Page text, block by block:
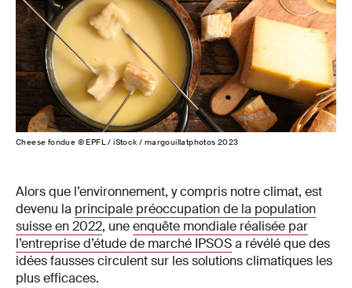
Cheese fondue © EPFL / iStock / margouillatphotos 2023
Alors que l’environnement, y compris notre climat, est
devenu la principale préoccupation de la population
suisse en 2022, uneenquête mondiale réalisée par
l’entreprise d’étude de marché IPSOSa révélé que des
idées fausses circulent sur les solutions climatiques les
plus efficaces.